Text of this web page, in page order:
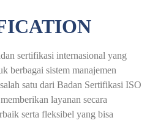
sertifikasi internasional yang
berbagai sistem manajemen
satu dari Badan Sertifikasi ISO
layanan secara
serta fleksibel yang bisa